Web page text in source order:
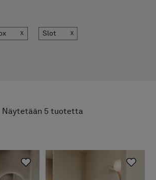
Slot
Näytetään 5 tuotetta